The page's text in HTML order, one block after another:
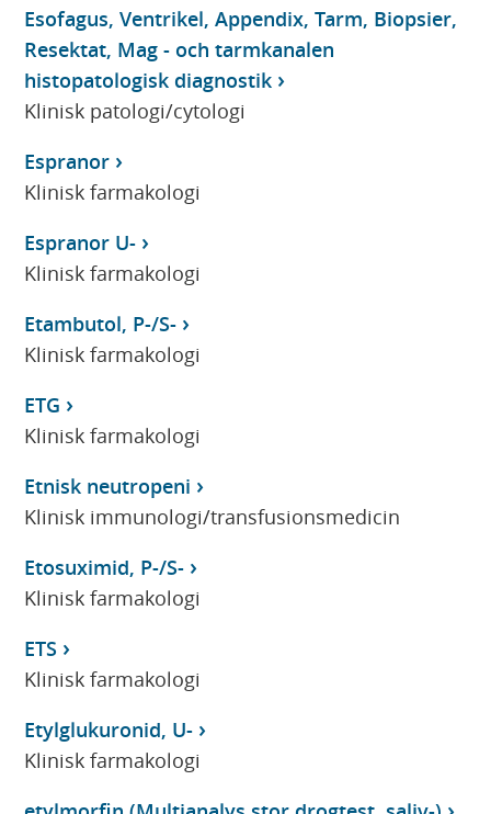
Esofagus, Ventrikel, Appendix, Tarm, Biopsier,
Resektat, Mag - och tarmkanalen
histopatologisk diagnostik
Klinisk patologi/cytologi
Espranor
Klinisk farmakologi
Espranor U-
Klinisk farmakologi
Etambutol, P-/S-
Klinisk farmakologi
ETG
Klinisk farmakologi
Etnisk neutropeni
Klinisk immunologi/transfusionsmedicin
Etosuximid, P-/S-
Klinisk farmakologi
ETS
Klinisk farmakologi
Etylglukuronid, U-
Klinisk farmakologi